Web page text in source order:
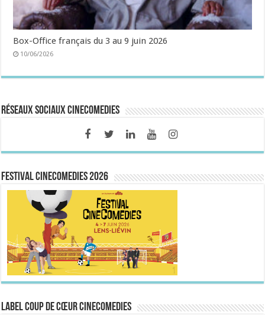
Box-Office français du 3 au 9 juin 2026
10/06/2026
Réseaux sociaux CineComedies
FESTIVAL CINECOMEDIES 2026
Label Coup de Cœur CineComedies